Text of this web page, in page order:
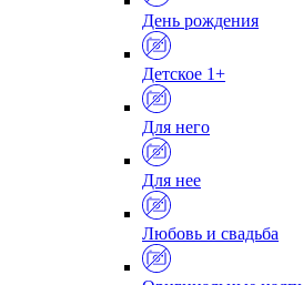
День рождения
Детское 1+
Для него
Для нее
Любовь и свадьба